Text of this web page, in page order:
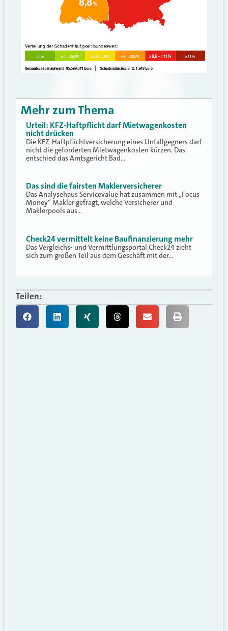
Mehr zum Thema
Urteil: KFZ-Haftpflicht darf Mietwagenkosten
nicht drücken
Die KFZ-Haftpflichtversicherung eines Unfallgegners darf
nicht die geforderten Mietwagenkosten kürzen. Das
entschied das Amtsgericht Bad…
Das sind die fairsten Maklerversicherer
Das Analysehaus Servicevalue hat zusammen mit „Focus
Money“ Makler gefragt, welche Versicherer und
Maklerpools aus…
Check24 vermittelt keine Baufinanzierung mehr
Das Vergleichs- und Vermittlungsportal Check24 zieht
sich zum großen Teil aus dem Geschäft mit der…
Teilen: